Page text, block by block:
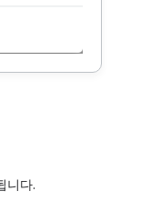
니다.